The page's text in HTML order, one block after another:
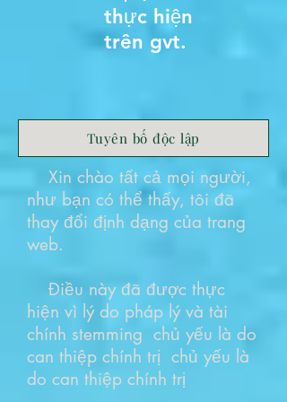
thực hiện
trên gvt.
Tuyên bố độc lập
Xin chào tất cả mọi người,
như bạn có thể thấy, tôi đã
thay đổi định dạng của trang
web.
Điều này đã được thực
hiện vì lý do pháp lý và tài
chính stemming chủ yếu là do
can thiệp chính trị chủ yếu là
do can thiệp chính trị